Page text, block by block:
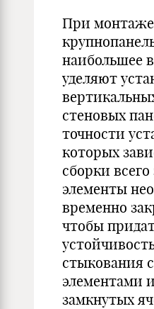
При монтаже
наибольшее
уделяют
стеновых
точности
которых
сборки
элементы
временно
чтобы
стыкования
элементами
замкнутых